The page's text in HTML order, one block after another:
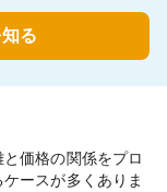
る
価格の関係をプロ
ースが多くありま